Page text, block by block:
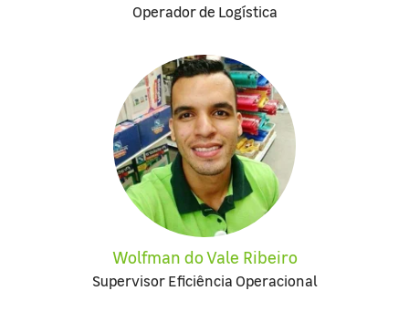
Operador de Logística
Wolfman do Vale Ribeiro
Supervisor Eficiência Operacional